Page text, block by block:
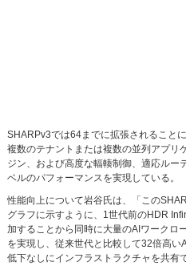
SHARPv3では64までに拡張されること
複数のテナントまたは複数の並列アプリ
ジン、および高度な輻輳制御、適応ルー
ベルのパフォーマンスを実現している。
性能向上について岩谷氏は、「この
グラフに示すように、1世代前のHDR
加することから同時に大量のAIワークロ
を実現し、従来世代と比較して32倍高
低下なしにインフラストラクチャを共有